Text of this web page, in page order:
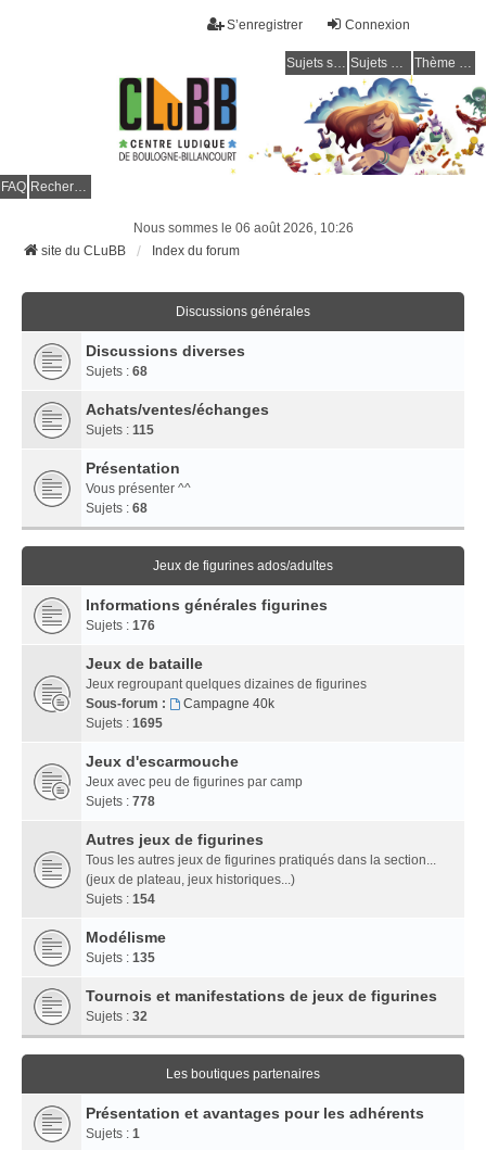
Connexion
S’enregistrer
Sujets sans réponse Sujets actifs Thème clair / foncé
FAQ Rechercher
Nous sommes le 06 août 2026, 10:26
site du CLuBB
Index du forum
Discussions générales
Discussions diverses
Sujets : 68
Achats/ventes/échanges
Sujets : 115
Présentation
Vous présenter ^^
Sujets : 68
Jeux de figurines ados/adultes
Informations générales figurines
Sujets : 176
Jeux de bataille
Jeux regroupant quelques dizaines de figurines
Sous-forum :
Campagne 40k
Sujets : 1695
Jeux d'escarmouche
Jeux avec peu de figurines par camp
Sujets : 778
Autres jeux de figurines
Tous les autres jeux de figurines pratiqués dans la section...
(jeux de plateau, jeux historiques...)
Sujets : 154
Modélisme
Sujets : 135
Tournois et manifestations de jeux de figurines
Sujets : 32
Les boutiques partenaires
Présentation et avantages pour les adhérents
Sujets : 1